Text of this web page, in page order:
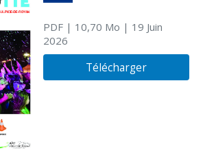
PDF| 10,70 Mo | 19 Juin
2026
Télécharger